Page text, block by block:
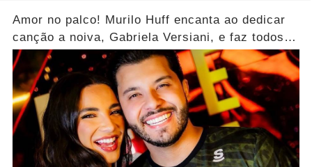
Amor no palco! Murilo Huff encanta ao dedicar
canção a noiva, Gabriela Versiani, e faz todos
aplaudirem.... Ver mais